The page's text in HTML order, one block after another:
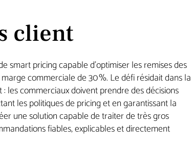
client
smart pricing capable d’optimiser les remises des
commerciale de 30 %. Le défi résidait dans la
les commerciaux doivent prendre des décisions
les politiques de pricing et en garantissant la
une solution capable de traiter de très gros
fiables, explicables et directement